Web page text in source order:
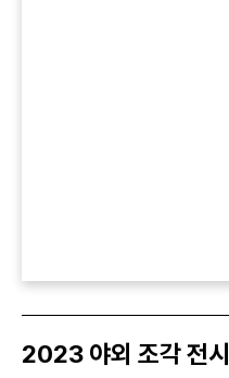
2023 야외 조각 전